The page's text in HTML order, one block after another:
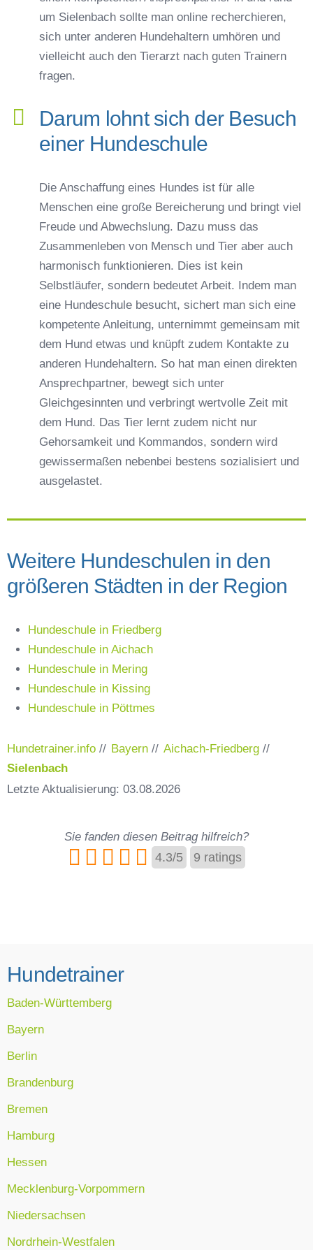
um Sielenbach sollte man online recherchieren,
sich unter anderen Hundehaltern umhören und
vielleicht auch den Tierarzt nach guten Trainern
fragen.
Darum lohnt sich der Besuch
einer Hundeschule
Die Anschaffung eines Hundes ist für alle
Menschen eine große Bereicherung und bringt viel
Freude und Abwechslung. Dazu muss das
Zusammenleben von Mensch und Tier aber auch
harmonisch funktionieren. Dies ist kein
Selbstläufer, sondern bedeutet Arbeit. Indem man
eine Hundeschule besucht, sichert man sich eine
kompetente Anleitung, unternimmt gemeinsam mit
dem Hund etwas und knüpft zudem Kontakte zu
anderen Hundehaltern. So hat man einen direkten
Ansprechpartner, bewegt sich unter
Gleichgesinnten und verbringt wertvolle Zeit mit
dem Hund. Das Tier lernt zudem nicht nur
Gehorsamkeit und Kommandos, sondern wird
gewissermaßen nebenbei bestens sozialisiert und
ausgelastet.
Weitere Hundeschulen in den
größeren Städten in der Region
Hundeschule in Friedberg
Hundeschule in Aichach
Hundeschule in Mering
Hundeschule in Kissing
Hundeschule in Pöttmes
Hundetrainer.info // Bayern // Aichach-Friedberg //
Sielenbach
Letzte Aktualisierung: 03.08.2026
Sie fanden diesen Beitrag hilfreich?
4.3/5 9 ratings
Hundetrainer
Baden-Württemberg
Bayern
Berlin
Brandenburg
Bremen
Hamburg
Hessen
Mecklenburg-Vorpommern
Niedersachsen
Nordrhein-Westfalen